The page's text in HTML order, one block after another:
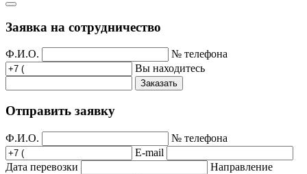
Заявка на сотрудничество
Ф.И.О.
№ телефона
Вы находитесь
Заказать
Отправить заявку
Ф.И.О.
№ телефона
E-mail
Дата перевозки
Направление